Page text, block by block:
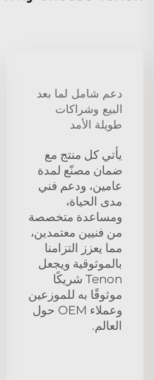
دعم شامل لما بعد
البيع وشراكات
طويلة الأمد
يأتي كل منتج مع
ضمان مصنّع لمدة
عامين، ودعم فني
مدى الحياة،
ومساعدة متخصصة
من فنيين معتمدين،
مما يعزز التزامنا
بالموثوقية ويجعل
Tenon شريكًا
موثوقًا به للموزعين
وعملاء OEM حول
العالم.